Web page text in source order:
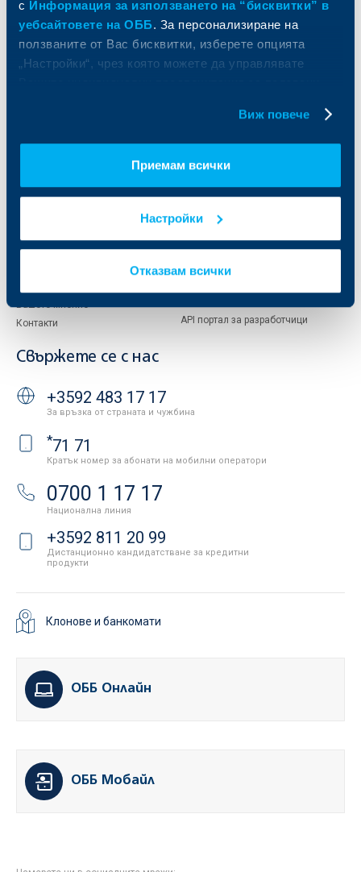
с Информация за използването на “бисквитки” в
уебсайтовете на ОББ. За персонализиране на
ползваните от Вас бисквитки, изберете опцията
„Настройки“, чрез която можете да управлявате
Виж повече
Приемам всички
Настройки
Отказвам всички
Кредити за собственици на фирми
Финансови институции и суверени
За ОББ
ОББ Галерия
Вашето мнение
Контакти
Групата на KBC
ОББ Интерлийз
API портал за разработчици
Свържете се с нас
+3592 483 17 17
За връзка от страната и чужбина
*71 71
Кратък номер за абонати на мобилни оператори
0700 1 17 17
Национална линия
+3592 811 20 99
Дистанционно кандидатстване за кредитни
продукти
Клонове и банкомати
ОББ Онлайн
ОББ Мобайл